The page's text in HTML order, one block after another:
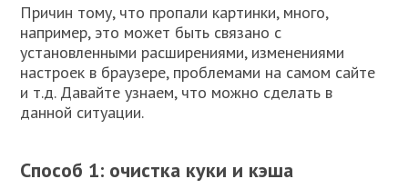
Причин тому, что пропали картинки, много,
например, это может быть связано с
установленными расширениями, изменениями
настроек в браузере, проблемами на самом сайте
и т.д. Давайте узнаем, что можно сделать в
данной ситуации.
Способ 1: очистка куки и кэша